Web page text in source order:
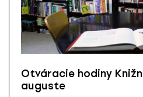
Otváracie hodiny
auguste